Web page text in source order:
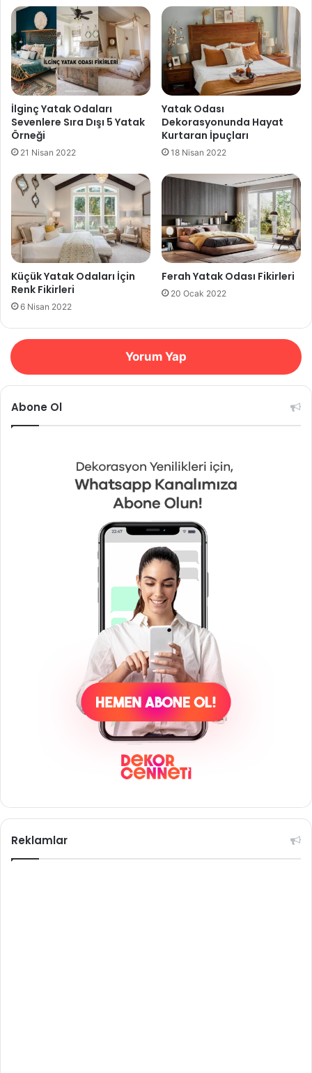
İlginç Yatak Odaları
Sevenlere Sıra Dışı 5 Yatak
Örneği
21 Nisan 2022
Yatak Odası
Dekorasyonunda Hayat
Kurtaran İpuçları
18 Nisan 2022
Küçük Yatak Odaları İçin
Renk Fikirleri
6 Nisan 2022
Ferah Yatak Odası Fikirleri
20 Ocak 2022
Yorum Yap
Abone Ol
Reklamlar